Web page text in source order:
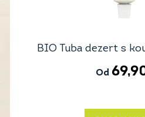
BIO Tuba dezert s
Od